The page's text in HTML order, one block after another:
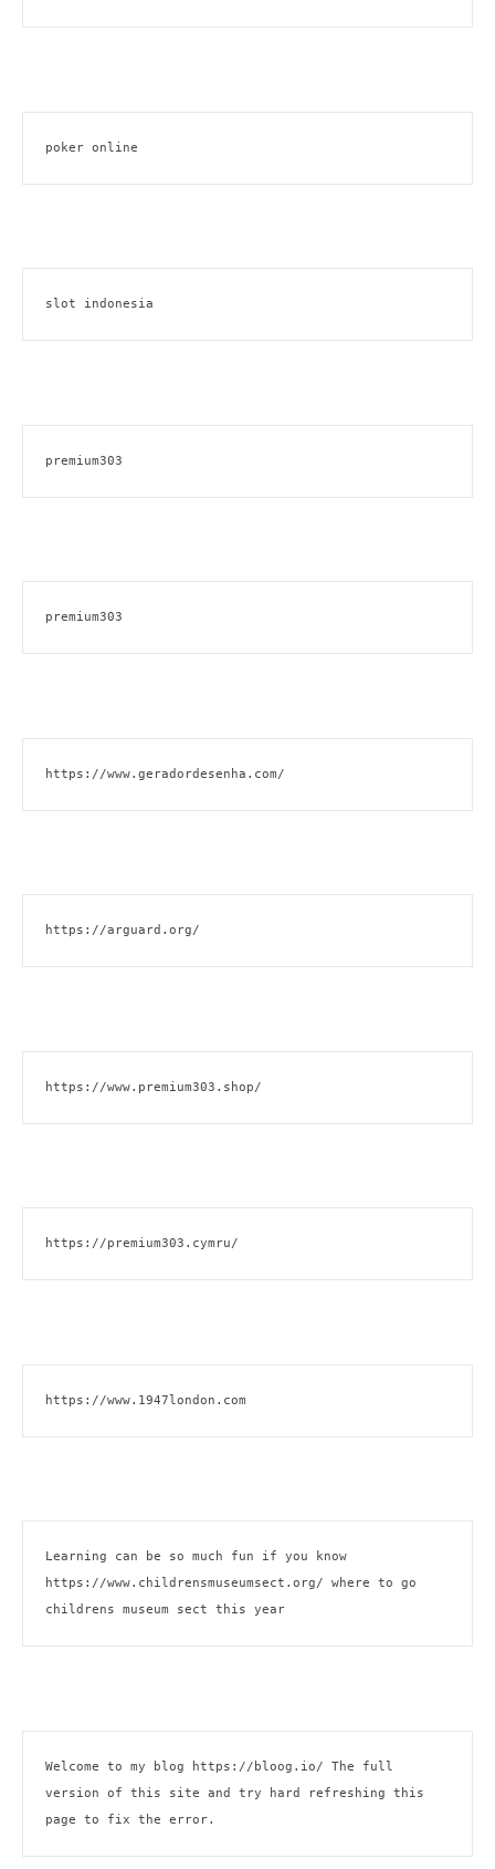
poker online
slot indonesia
premium303
premium303
https://www.geradordesenha.com/
https://arguard.org/
https://www.premium303.shop/
https://premium303.cymru/
https://www.1947london.com
https://www.childrensmuseumsect.org/ where to go
childrens museum sect this year
Welcome to my blog https://bloog.io/ The full
version of this site and try hard refreshing this
page to fix the error.